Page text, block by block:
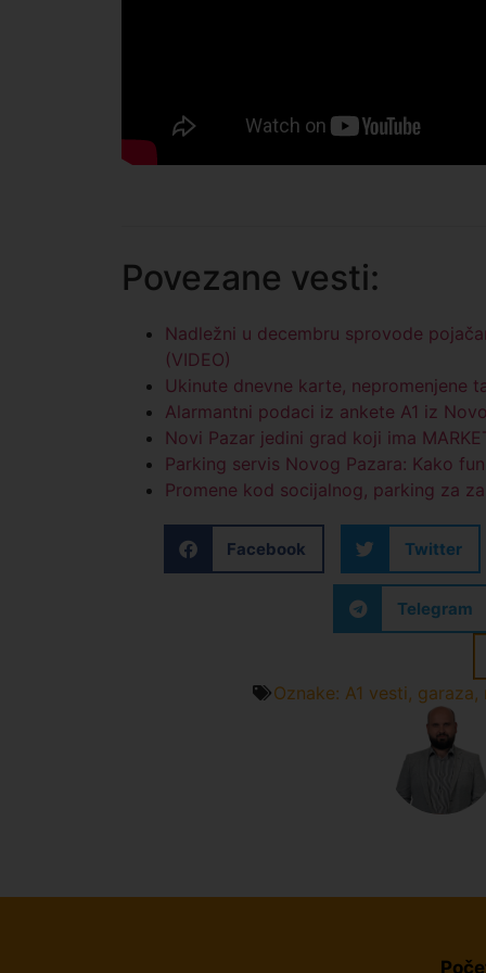
Povezane vesti:
Nadležni u decembru sprovode
(VIDEO)
Ukinute dnevne karte, nepromenjene
Alarmantni podaci iz ankete A1 iz
Novi Pazar jedini grad koji ima
Parking servis Novog Pazara: Kako
Promene kod socijalnog, parking za
Facebook Twitter
Telegram
Oznake: A1 vesti, garaza,